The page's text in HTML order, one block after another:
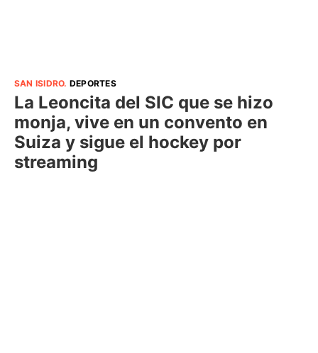
SAN ISIDRO. DEPORTES
La Leoncita del SIC que se hizo
monja, vive en un convento en
Suiza y sigue el hockey por
streaming